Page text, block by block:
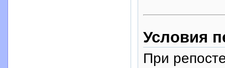
Условия
При